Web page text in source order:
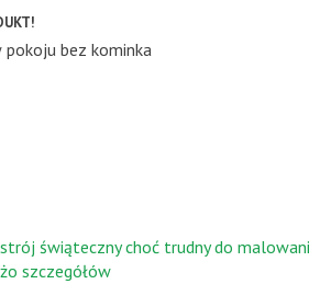
pokoju bez kominka
świąteczny choć trudny do
szczegółów